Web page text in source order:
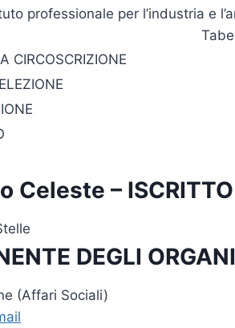
professionale per l’industria e
CIRCOSCRIZIONE
Celeste –
DEGLI
(Affari Sociali)